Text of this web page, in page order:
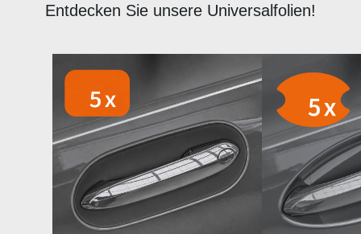
Entdecken Sie unsere Universalfolien!